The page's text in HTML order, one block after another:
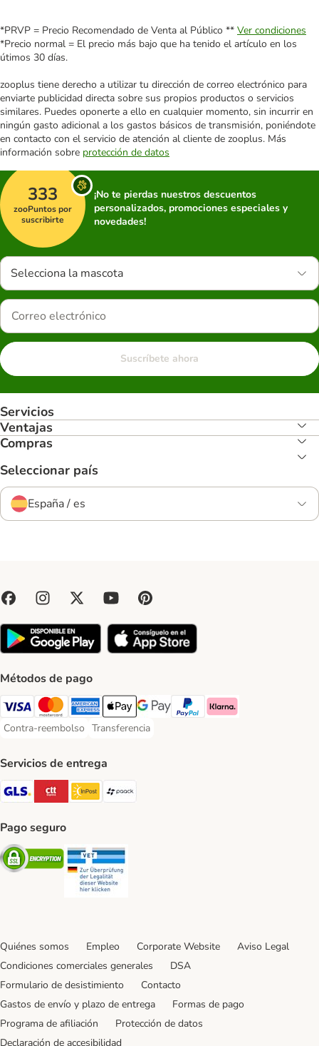
*PRVP = Precio Recomendado de Venta al Público ** Ver condiciones
*Precio normal = El precio más bajo que ha tenido el artículo en los
útimos 30 días.
zooplus tiene derecho a utilizar tu dirección de correo electrónico para
enviarte publicidad directa sobre sus propios productos o servicios
similares. Puedes oponerte a ello en cualquier momento, sin incurrir en
ningún gasto adicional a los gastos básicos de transmisión, poniéndote
en contacto con el servicio de atención al cliente de zooplus. Más
información sobre protección de datos
333
zooPuntos por
suscribirte
¡No te pierdas nuestros descuentos
personalizados, promociones especiales y
novedades!
Selecciona la mascota
Suscríbete ahora
Servicios
Ventajas
Compras
Seleccionar país
España / es
Métodos de pago
Visa Payment Method
Mastercard Payment Method
American Express Payment Method
Apple Pay Payment Method
Google Pay Payment Method
PayPal Payment Method
Klarna Payment Method
Contra-reembolso
Contra-reembolso Payment Method
Transferencia
Transferencia Payment Method
Servicios de entrega
GLS Shipping Method
CTTExpress Shipping Method
InPost Shipping Method
paack Shipping Method
Pago seguro
Security
Quiénes somos Empleo Corporate Website
Aviso Legal
Condiciones comerciales generales
DSA
Formulario de desistimiento
Contacto
Gastos de envío y plazo de entrega
Formas de pago
Programa de afiliación
Protección de datos
Declaración de accesibilidad